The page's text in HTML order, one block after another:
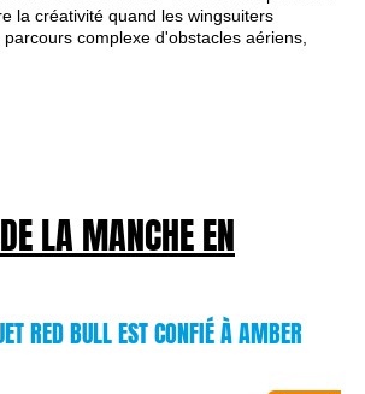
la créativité quand les wingsuiters
complexe d'obstacles aériens,
LA MANCHE EN
RED BULL EST CONFIÉ À AMBER